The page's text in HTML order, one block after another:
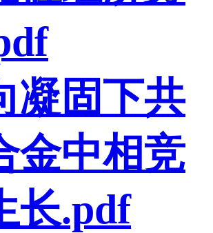
凝固下共
金中相竞
长.pdf